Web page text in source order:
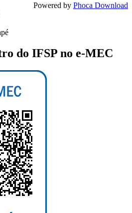
Powered by Phoca Download
do IFSP no e-MEC